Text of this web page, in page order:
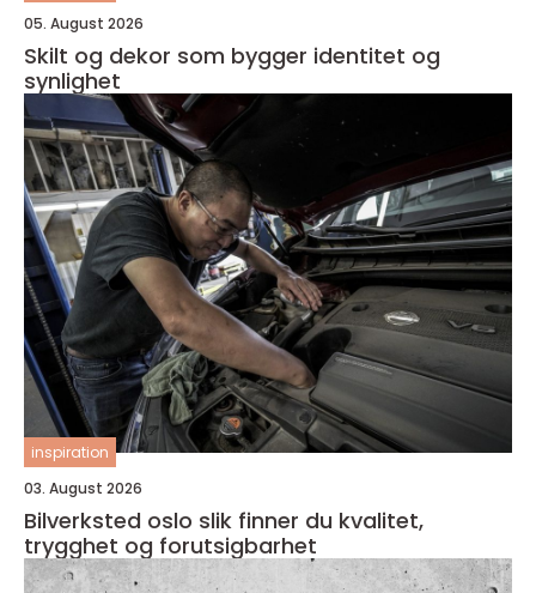
05. August 2026
Skilt og dekor som bygger identitet og
synlighet
inspiration
03. August 2026
Bilverksted oslo slik finner du kvalitet,
trygghet og forutsigbarhet